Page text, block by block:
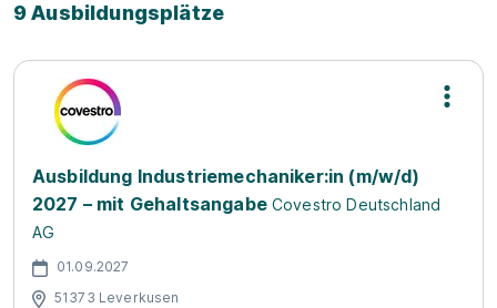
9 Ausbildungsplätze
Ausbildung Industriemechaniker:in (m/w/d)
2027 – mit Gehaltsangabe Covestro Deutschland
AG
01.09.2027
51373 Leverkusen